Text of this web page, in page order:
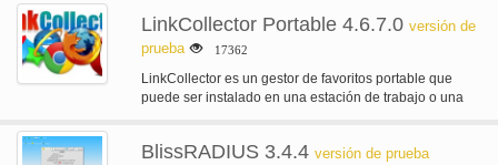
LinkCollector Portable 4.6.7.0 versión de
prueba
17362
LinkCollector es un gestor de favoritos portable que
puede ser instalado en una estación de trabajo o una
BlissRADIUS 3.4.4 versión de prueba